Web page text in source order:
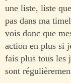
une liste, liste
pas dans ma
vois donc que
action en plus si
fais plus tous les
sont